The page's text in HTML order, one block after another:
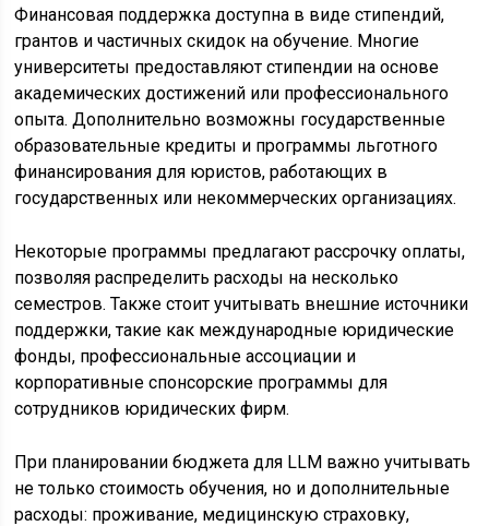
Финансовая поддержка доступна в виде стипендий,
грантов и частичных скидок на обучение. Многие
университеты предоставляют стипендии на основе
академических достижений или профессионального
опыта. Дополнительно возможны государственные
образовательные кредиты и программы льготного
финансирования для юристов, работающих в
государственных или некоммерческих организациях.
Некоторые программы предлагают рассрочку оплаты,
позволяя распределить расходы на несколько
семестров. Также стоит учитывать внешние источники
поддержки, такие как международные юридические
фонды, профессиональные ассоциации и
корпоративные спонсорские программы для
сотрудников юридических фирм.
При планировании бюджета для LLM важно учитывать
не только стоимость обучения, но и дополнительные
расходы: проживание, медицинскую страховку,